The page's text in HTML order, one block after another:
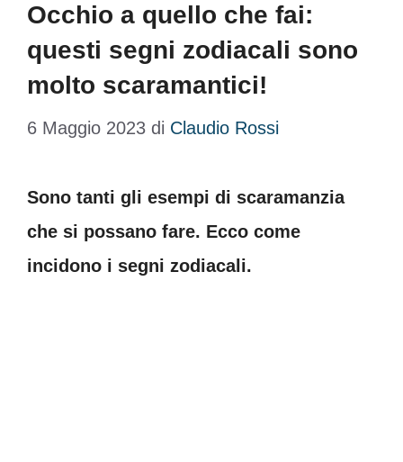
Occhio a quello che fai:
questi segni zodiacali sono
molto scaramantici!
6 Maggio 2023 di Claudio Rossi
Sono tanti gli esempi di scaramanzia
che si possano fare. Ecco come
incidono i segni zodiacali.